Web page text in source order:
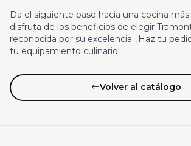
Da el siguiente paso hacia una cocina
disfruta de los beneficios de elegir
reconocida por su excelencia. ¡Haz tu
tu equipamiento culinario!
Volver al catálogo